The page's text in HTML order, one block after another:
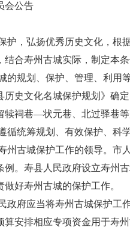
会公告
护，弘扬优秀历史文化，根
结合寿州古城实际，制定本
的规划、保护、管理、利用
历史文化名城保护规划》确
犊祠巷—状元巷、北过驿巷
循统筹规划、有效保护、科
州古城保护工作的领导。市
例。寿县人民政府设立寿州
好寿州古城的保护工作。
政府应当将寿州古城保护工
算安排相应专项资金用于寿